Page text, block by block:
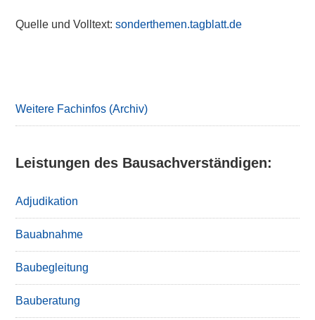
Quelle und Volltext:sonderthemen.tagblatt.de
Weitere Fachinfos (Archiv)
Leistungen des Bausachverständigen:
Adjudikation
Bauabnahme
Baubegleitung
Bauberatung